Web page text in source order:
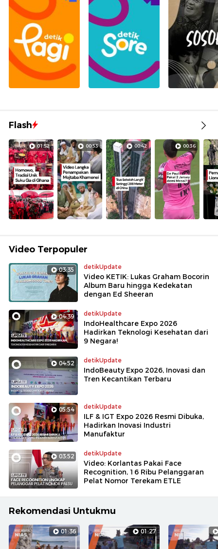
Flash
01:52 00:33 00:42 00:36
Video Terpopuler
03:35 detikUpdate
Video KETIK: Lukas Graham Bocorin
Album Baru hingga Kedekatan
dengan Ed Sheeran
04:39 detikUpdate
IndoHealthcare Expo 2026
Hadirkan Teknologi Kesehatan dari
9 Negara!
04:52 detikUpdate
IndoBeauty Expo 2026, Inovasi dan
Tren Kecantikan Terbaru
05:54 detikUpdate
ILF & IGT Expo 2026 Resmi Dibuka,
Hadirkan Inovasi Industri
Manufaktur
03:52 detikUpdate
Video: Korlantas Pakai Face
Recognition, 16 Ribu Pelanggaran
Pelat Nomor Terekam ETLE
Rekomendasi Untukmu
01:36 01:27